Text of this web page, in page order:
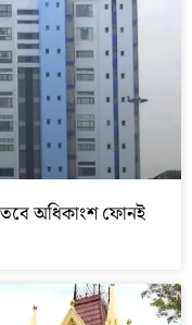
তবে অধিকাংশ ফোনই